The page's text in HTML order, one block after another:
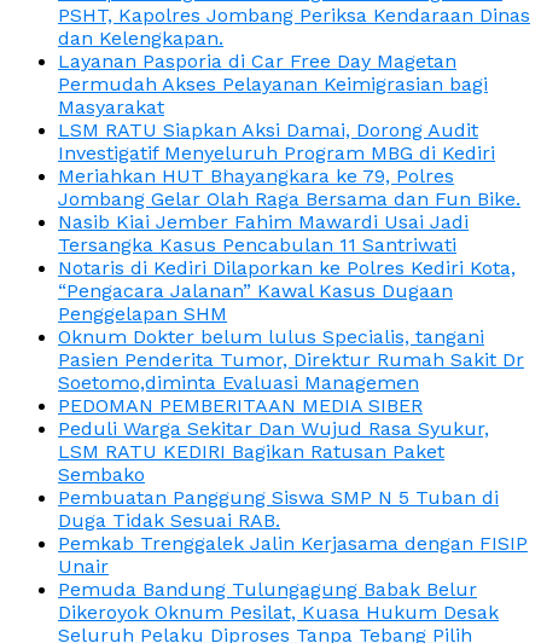
PSHT, Kapolres Jombang Periksa Kendaraan Dinas
dan Kelengkapan.
Layanan Pasporia di Car Free Day Magetan
Permudah Akses Pelayanan Keimigrasian bagi
Masyarakat
LSM RATU Siapkan Aksi Damai, Dorong Audit
Investigatif Menyeluruh Program MBG di Kediri
Meriahkan HUT Bhayangkara ke 79, Polres
Jombang Gelar Olah Raga Bersama dan Fun Bike.
Nasib Kiai Jember Fahim Mawardi Usai Jadi
Tersangka Kasus Pencabulan 11 Santriwati
Notaris di Kediri Dilaporkan ke Polres Kediri Kota,
“Pengacara Jalanan” Kawal Kasus Dugaan
Penggelapan SHM
Oknum Dokter belum lulus Specialis, tangani
Pasien Penderita Tumor, Direktur Rumah Sakit Dr
Soetomo,diminta Evaluasi Managemen
PEDOMAN PEMBERITAAN MEDIA SIBER
Peduli Warga Sekitar Dan Wujud Rasa Syukur,
LSM RATU KEDIRI Bagikan Ratusan Paket
Sembako
Pembuatan Panggung Siswa SMP N 5 Tuban di
Duga Tidak Sesuai RAB.
Pemkab Trenggalek Jalin Kerjasama dengan FISIP
Unair
Pemuda Bandung Tulungagung Babak Belur
Dikeroyok Oknum Pesilat, Kuasa Hukum Desak
Seluruh Pelaku Diproses Tanpa Tebang Pilih